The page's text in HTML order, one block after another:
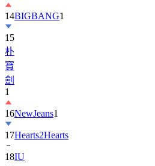
15
朴
寶
劍
1
16
17Hearts2Hearts
18IU
19ASTRO